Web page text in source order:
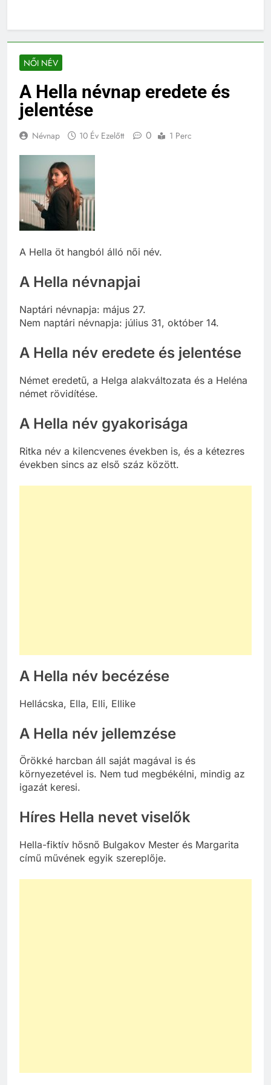
NŐI NÉV
A Hella névnap eredete és
jelentése
Névnap 10 Év Ezelőtt 0 1 Perc
A Hella öt hangból álló női név.
A Hella névnapjai
Naptári névnapja: május 27.
Nem naptári névnapja: július 31, október 14.
A Hella név eredete és jelentése
Német eredetű, a Helga alakváltozata és a Heléna
német rövidítése.
A Hella név gyakorisága
Ritka név a kilencvenes években is, és a kétezres
években sincs az első száz között.
A Hella név becézése
Hellácska, Ella, Elli, Ellike
A Hella név jellemzése
Örökké harcban áll saját magával is és
környezetével is. Nem tud megbékélni, mindig az
igazát keresi.
Híres Hella nevet viselők
Hella-fiktív hősnő Bulgakov Mester és Margarita
című művének egyik szereplője.